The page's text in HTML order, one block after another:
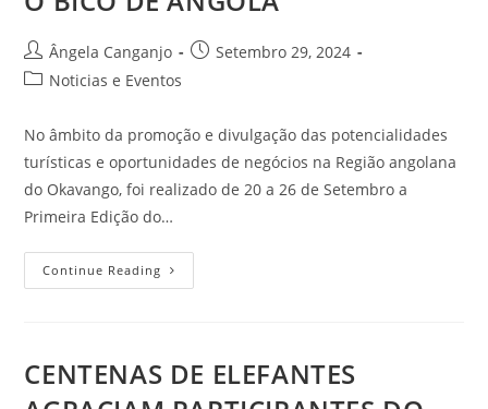
Ângela Canganjo
Setembro 29, 2024
Noticias e Eventos
No âmbito da promoção e divulgação das potencialidades
turísticas e oportunidades de negócios na Região angolana
do Okavango, foi realizado de 20 a 26 de Setembro a
Primeira Edição do…
Continue Reading
CENTENAS DE ELEFANTES